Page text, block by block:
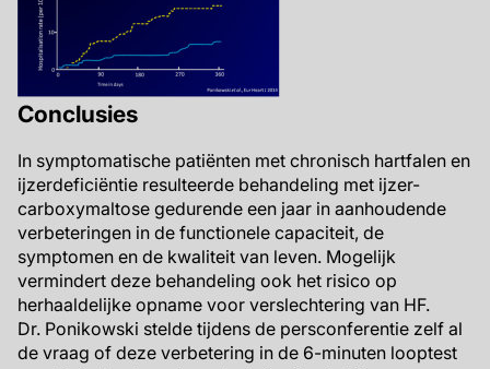
Conclusies
In symptomatische patiënten met chronisch hartfalen en
ijzerdeficiëntie resulteerde behandeling met ijzer-
carboxymaltose gedurende een jaar in aanhoudende
verbeteringen in de functionele capaciteit, de
symptomen en de kwaliteit van leven. Mogelijk
vermindert deze behandeling ook het risico op
herhaaldelijke opname voor verslechtering van HF.
Dr. Ponikowski stelde tijdens de persconferentie zelf al
de vraag of deze verbetering in de 6-minuten looptest